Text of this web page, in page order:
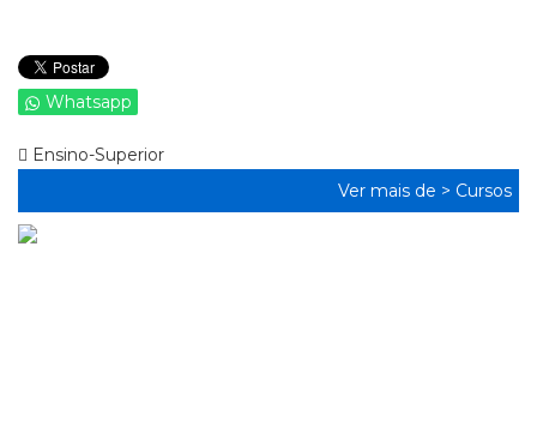
Whatsapp
Ensino-Superior
Ver mais de > Cursos